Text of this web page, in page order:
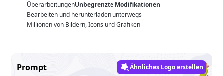
ÜberarbeitungenUnbegrenzte Modifikationen
Bearbeiten und herunterladen unterwegs
Millionen von Bildern, Icons und Grafiken
Prompt
Ähnliches Logo erstellen